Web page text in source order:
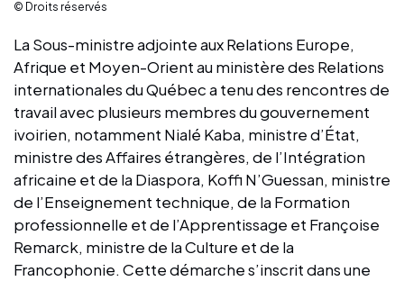
© Droits réservés
La Sous-ministre adjointe aux Relations Europe,
Afrique et Moyen-Orient au ministère des Relations
internationales du Québec a tenu des rencontres de
travail avec plusieurs membres du gouvernement
ivoirien, notamment Nialé Kaba, ministre d’État,
ministre des Affaires étrangères, de l’Intégration
africaine et de la Diaspora, Koffi N’Guessan, ministre
de l’Enseignement technique, de la Formation
professionnelle et de l’Apprentissage et Françoise
Remarck, ministre de la Culture et de la
Francophonie. Cette démarche s’inscrit dans une